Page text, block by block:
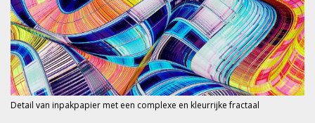
Detail van inpakpapier met een complexe en kleurrijke fractaal